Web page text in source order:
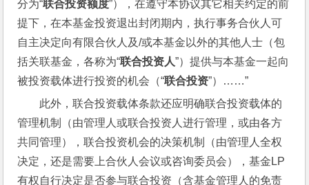
分为“联合投资额度”），在遵守本协议其它相关约定的前
提下，在本基金投资退出封闭期内，执行事务合伙人可
自主决定向有限合伙人及/或本基金以外的其他人士（包
括关联基金，各称为“联合投资人”）提供与本基金一起向
被投资载体进行投资的机会（“联合投资”）……”
此外，联合投资载体条款还应明确联合投资载体的
管理机制（由管理人或联合投资人进行管理，或由各方
共同管理），联合投资机会的决策机制（由管理人全权
决定，还是需要上合伙人会议或咨询委员会），基金LP
有权自行决定是否参与联合投资（含基金管理人的免责